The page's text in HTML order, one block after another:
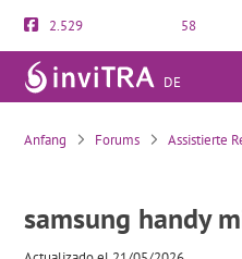
2.529 58
DE
samsung handy mit mac
Anfang Forums Assistierte
samsung handy